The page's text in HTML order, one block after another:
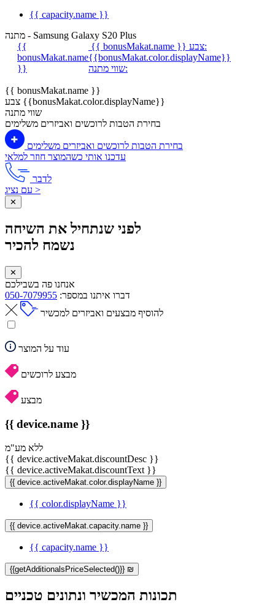
{{ capacity.name }}
מתנה - Samsung Galaxy S20 Plus
{{
bonusMakat.name
}}
{{ bonusMakat.name }}
צבע:
{{bonusMakat.color.displayName}}
שווי מתנה:
{{ bonusMakat.name }}
צבע {{bonusMakat.color.displayName}}
שווי מתנה
בחירת הטבות לרוכשים ואביזרים משלימים
בחירת הטבות לרוכשים ואביזרים משלימים
עדכנו אותי כשהמוצר חוזר למלאי
לדבר
עם נציג >
✕
לפני שנתחיל את השיחה
נשמח להכיר
✕
אנחנו פה בשבילכם
דברו איתנו במספר: 050-7079955
להוסיף מבצעים ואביזרים למכשיר
עוד על המוצר
מבצע לרוכשים
מבצע
{{ device.name }}
ללא מע"מ
{{ device.activeMakat.discountDesc }}
{{ device.activeMakat.discountText }}
{{ device.activeMakat.color.displayName }}
{{ color.displayName }}
{{ device.activeMakat.capacity.name }}
{{ capacity.name }}
{{getAdditionalsPriceSelected()}} ₪
תכונות המכשיר ונתונים טכניים